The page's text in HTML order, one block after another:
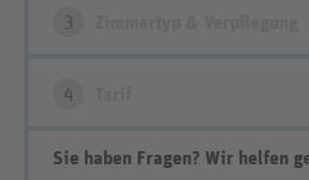
3
4
Sie haben Fragen? Wir helfen